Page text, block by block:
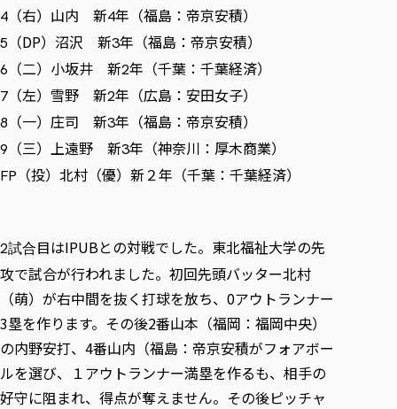
4 （右）山内 新4年（福島：帝京安積）
5 （DP）沼沢 新3年（福島：帝京安積）
6 （二）小坂井 新2年（千葉：千葉経済）
7 （左）雪野 新2年（広島：安田女子）
8 （一）庄司 新3年（福島：帝京安積）
9 （三）上遠野 新3年（神奈川：厚木商業）
FP （投）北村（優）新２年（千葉：千葉経済）
2試合目はIPUBとの対戦でした。東北福祉大学の先
攻で試合が行われました。初回先頭バッター北村
（萌）が右中間を抜く打球を放ち、0アウトランナー
3塁を作ります。その後2番山本（福岡：福岡中央）
の内野安打、4番山内（福島：帝京安積がフォアボー
ルを選び、１アウトランナー満塁を作るも、相手の
好守に阻まれ、得点が奪えません。その後ピッチャ